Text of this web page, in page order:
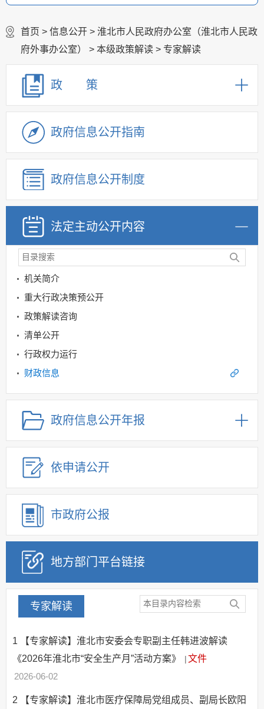
首页 > 信息公开 > 淮北市人民政府办公室（淮北市人民政
府外事办公室）
> 本级政策解读 > 专家解读
政 策
政府信息公开指南
政府信息公开制度
法定主动公开内容
机关简介
重大行政决策预公开
政策解读咨询
清单公开
行政权力运行
财政信息
重点领域信息公开
规划信息
建议提案办理
公务员及事业单位招录
应急管理
回应关切
监督保障
其他法定信息
政府信息公开年报
依申请公开
市政府公报
地方部门平台链接
专家解读
1
【专家解读】淮北市安委会专职副主任韩进波解读
《2026年淮北市“安全生产月”活动方案》
|文件
2026-06-02
2
【专家解读】淮北市医疗保障局党组成员、副局长欧阳